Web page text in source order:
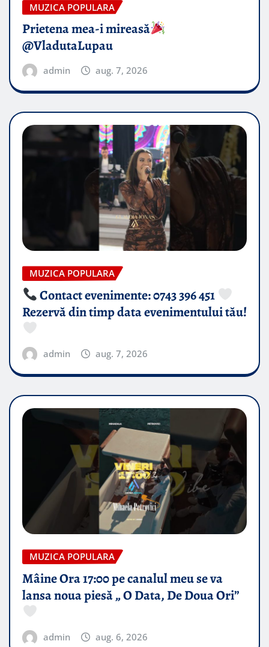
MUZICA POPULARA
Prietena mea-i mireasă​
@VladutaLupau
admin aug. 7, 2026
MUZICA POPULARA
Contact evenimente: 0743 396 451
Rezervă din timp data evenimentului tău!
admin aug. 7, 2026
MUZICA POPULARA
Mâine Ora 17:00 pe canalul meu se va
lansa noua piesă „ O Data, De Doua Ori”
admin aug. 6, 2026